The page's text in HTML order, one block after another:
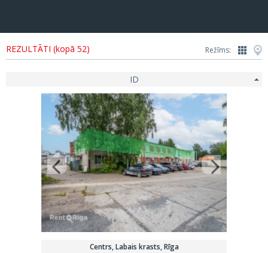
REZULTĀTI (kopā 52) Režīms:
ID
Centrs, Labais krasts, Rīga